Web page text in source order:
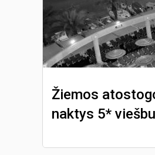
Žiemos
naktys 5*